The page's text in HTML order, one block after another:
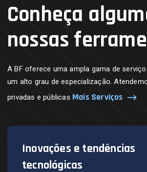
Conheça
nossas
A BF oferece uma ampla gama de
um alto grau de especialização.
privadas e públicas Mais Serviços
Inovações e tendências
tecnológicas